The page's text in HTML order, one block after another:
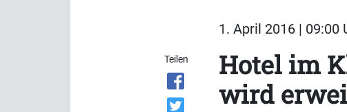
1. April 2016 | 09:00
Teilen
Hotel im
wird